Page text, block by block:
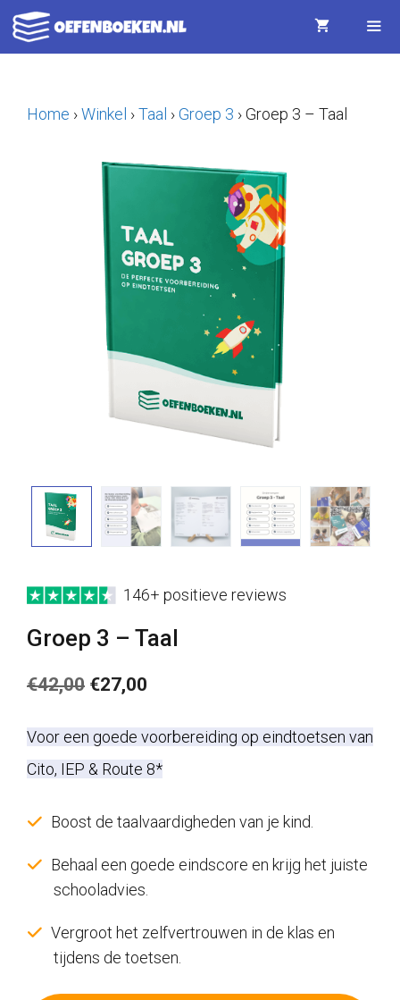
Ga
naar
inhoudHome ›Winkel ›Taal ›Groep 3 ›Groep 3 – Taal
146+ positieve reviews
Groep 3 – Taal
€42,00 Oorspronkelijke
was:
€27,00
is:
Voor een goede voorbereiding op eindtoetsen van
Cito, IEP & Route 8*
Boost de taalvaardigheden van je kind.
Behaal een goede eindscore en krijg het juiste
schooladvies.
Vergroot het zelfvertrouwen in de klas en
tijdens de toetsen.